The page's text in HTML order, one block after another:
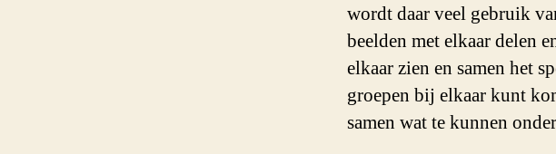
wordt daar veel gebruik
beelden met elkaar delen
elkaar zien en samen het
groepen bij elkaar kunt
samen wat te kunnen